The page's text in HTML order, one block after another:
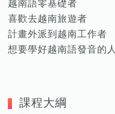
越南語零基礎者
喜歡去越南旅遊者
計畫外派到越南工作者
想要學好越南語發音的人
課程大綱